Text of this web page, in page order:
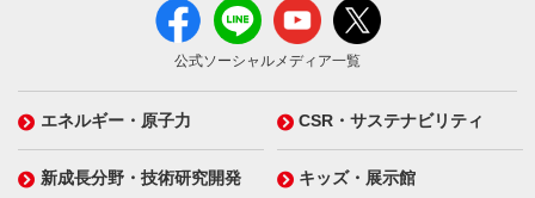
公式ソーシャルメディア一覧
エネルギー・原子力 CSR・サステナビリティ
新成長分野・技術研究開発 キッズ・展示館